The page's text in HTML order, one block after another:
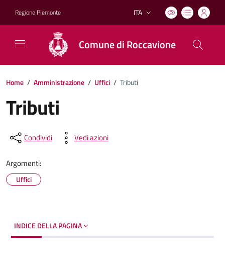
Regione Piemonte Lingua attiva:
ITA
Comune di Roccavione
Home / Amministrazione / Uffici / Tributi
Tributi
Condividi Vedi azioni
Argomenti:
Uffici
INDICE DELLA PAGINA